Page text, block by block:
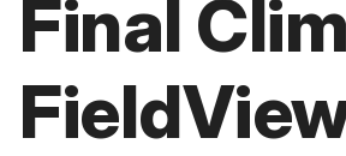
Final